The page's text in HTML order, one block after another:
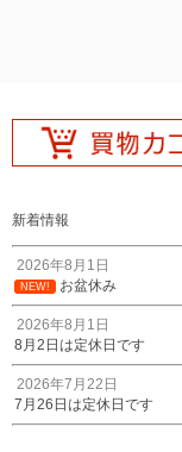
新着情報
2026年8月1日
NEW! お盆休み
2026年8月1日
8月2日は定休日です
2026年7月22日
7月26日は定休日です